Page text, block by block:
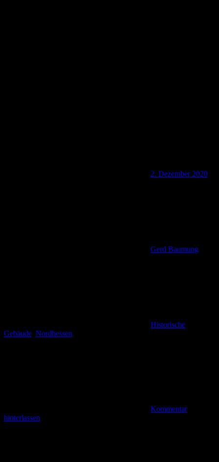
2. Dezember 2020
Gerd Baumung
Historische
Gebäude Nordhessen
Kommentar
hinterlassen